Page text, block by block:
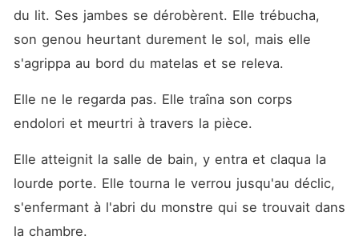
du lit. Ses jambes se dérobèrent. Elle trébucha,
son genou heurtant durement le sol, mais elle
s'agrippa au bord du matelas et se releva.
Elle ne le regarda pas. Elle traîna son corps
endolori et meurtri à travers la pièce.
Elle atteignit la salle de bain, y entra et claqua la
lourde porte. Elle tourna le verrou jusqu'au déclic,
s'enfermant à l'abri du monstre qui se trouvait dans
la chambre.